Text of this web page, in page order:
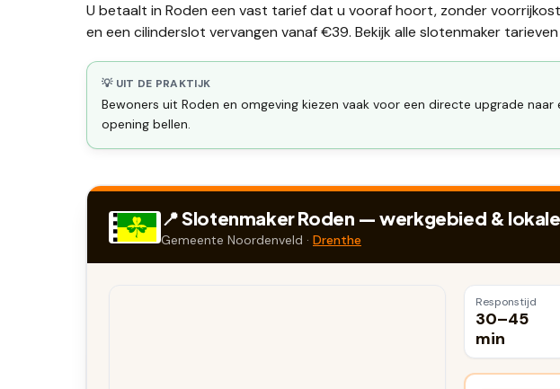
U betaalt in Roden een vast tarief dat u vooraf hoort, zonder
en een cilinderslot vervangen vanaf €39. Bekijk alle slotenmaker tarieven
💡 UIT DE PRAKTIJK
Bewoners uit Roden en omgeving kiezen vaak voor een directe upgrade
opening bellen.
📍 SlotenmakerRoden — werkgebied &
Gemeente Noordenveld · Drenthe
Responstijd
30–45
min